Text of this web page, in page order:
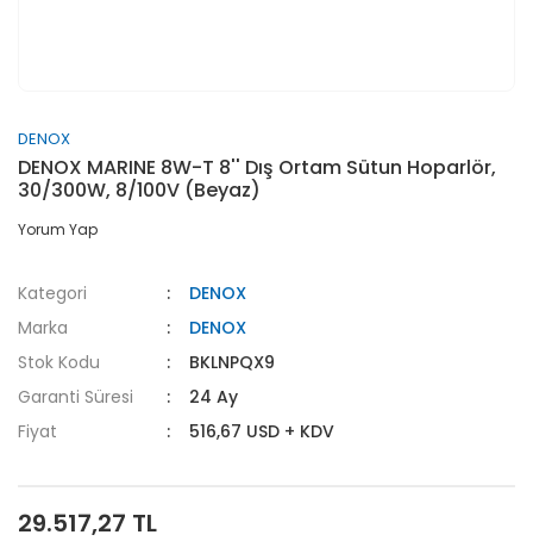
DENOX
DENOX MARINE 8W-T 8'' Dış Ortam Sütun Hoparlör,
30/300W, 8/100V (Beyaz)
Yorum Yap
Kategori
DENOX
Marka
DENOX
Stok Kodu
BKLNPQX9
Garanti Süresi
24 Ay
Fiyat
516,67 USD + KDV
29.517,27 TL